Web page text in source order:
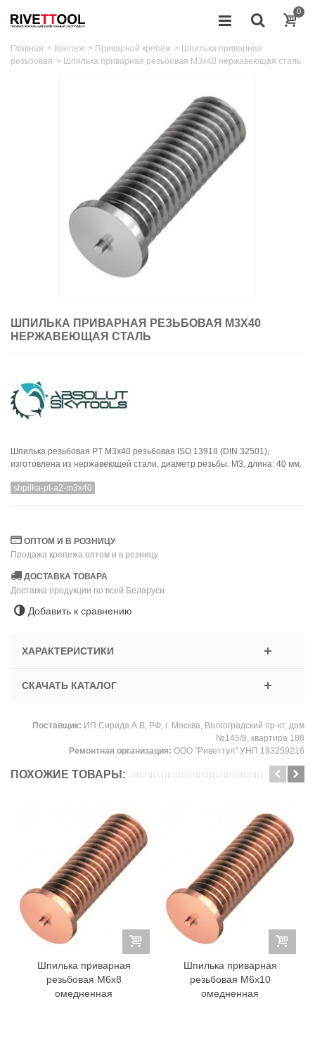
0
Главная > Крепеж > Приварной крепёж > Шпилька приварная
резьбовая > Шпилька приварная резьбовая M3x40 нержавеющая сталь
ШПИЛЬКА ПРИВАРНАЯ РЕЗЬБОВАЯ M3X40
НЕРЖАВЕЮЩАЯ СТАЛЬ
Шпилька резьбовая PT M3x40 резьбовая ISO 13918 (DIN 32501),
изготовлена из нержавеющей стали, диаметр резьбы: M3, длина: 40 мм.
shpilka-pt-a2-m3x40
ОПТОМ И В РОЗНИЦУ
Продажа крепежа оптом и в розницу
ДОСТАВКА ТОВАРА
Доставка продукции по всей Беларуси
Добавить к сравнению
ХАРАКТЕРИСТИКИ
СКАЧАТЬ КАТАЛОГ
Поставщик: ИП Сирида А.В, РФ, г. Москва, Волгоградский пр-кт, дом
№145/8, квартира 188
Ремонтная организация: ООО "Риветтул" УНП 193259216
ПОХОЖИЕ ТОВАРЫ:
Шпилька приварная
резьбовая M6x8
омедненная
Шпилька приварная
резьбовая M6x10
омедненная